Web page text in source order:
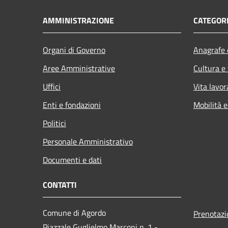
AMMINISTRAZIONE
Organi di Governo
Aree Amministrative
Uffici
Enti e fondazioni
Politici
Personale Amministrativo
Documenti e dati
Cultura
Vita
Mobilità
CONTATTI
Comune di Agordo